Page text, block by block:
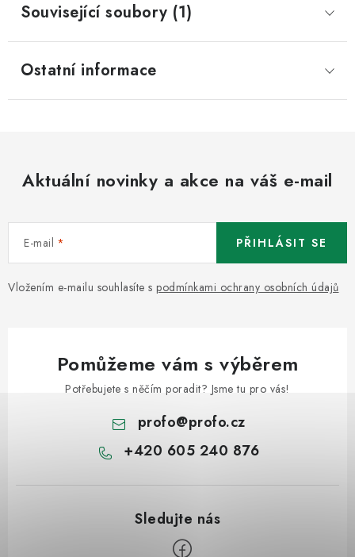
Související soubory (1)
Ostatní informace
Aktuální novinky a akce na váš e-mail
E-mail
Vložením e-mailu souhlasíte s podmínkami ochrany osobních údajů
PŘIHLÁSIT SE
Pomůžeme vám s výběrem
Potřebujete s něčím poradit? Jsme tu pro vás!
profo@profo.cz
+420 605 240 876